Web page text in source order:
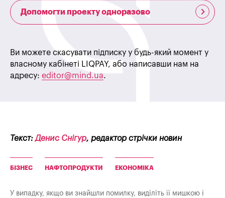
Допомогти проекту одноразово
Ви можете скасувати підписку у будь-який момент у
власному кабінеті LIQPAY, або написавши нам на
адресу: editor@mind.ua.
Текст:Денис Снігур, редактор стрічки новин
БІЗНЕС НАФТОПРОДУКТИ ЕКОНОМІКА
У випадку, якщо ви знайшли помилку, виділіть її мишкою і